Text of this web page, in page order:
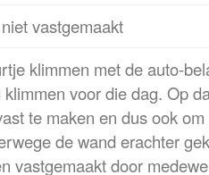
vastgemaakt
klimmen met de auto-
klimmen voor die dag. Op
te maken en dus ook
de wand erachter
vastgemaakt door